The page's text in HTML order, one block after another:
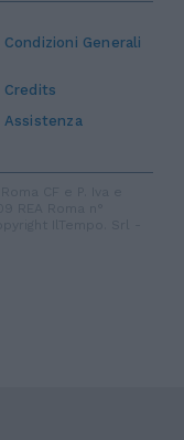
Condizioni Generali
Credits
Assistenza